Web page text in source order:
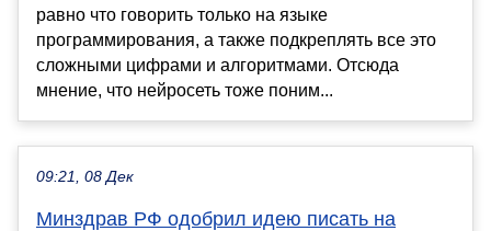
равно что говорить только на языке
программирования, а также подкреплять все это
сложными цифрами и алгоритмами. Отсюда
мнение, что нейросеть тоже поним...
09:21, 08 Дек
Минздрав РФ одобрил идею писать на